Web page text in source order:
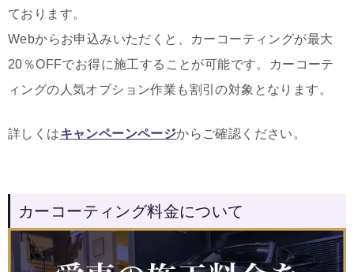
ております。
Webからお申込みいただくと、カーコーティングが最大
20％OFFでお得に施工することが可能です。カーコーテ
ィングの人気オプション作業も割引の対象となります。
詳しくはキャンペーンページからご確認ください。
カーコーティング料金について